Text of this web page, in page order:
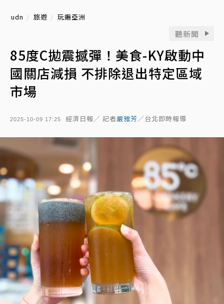
udn 旅遊 玩遍亞洲
聽新聞
85度C拋震撼彈！美食-KY啟動中
國關店減損 不排除退出特定區域
市場
2025-10-09 17:25 經濟日報／ 記者嚴雅芳／台北即時報導